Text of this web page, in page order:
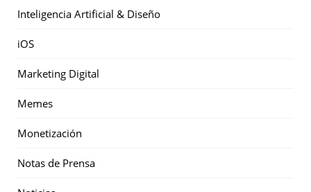
Inteligencia Artificial & Diseño
iOS
Marketing Digital
Memes
Monetización
Notas de Prensa